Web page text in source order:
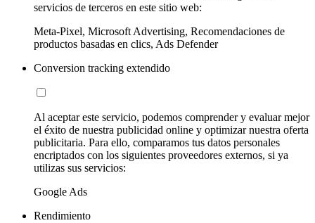
servicios de terceros en este sitio web:
Meta-Pixel, Microsoft Advertising, Recomendaciones de
productos basadas en clics, Ads Defender
Conversion tracking extendido
Al aceptar este servicio, podemos comprender y evaluar mejor
el éxito de nuestra publicidad online y optimizar nuestra oferta
publicitaria. Para ello, comparamos tus datos personales
encriptados con los siguientes proveedores externos, si ya
utilizas sus servicios:
Google Ads
Rendimiento